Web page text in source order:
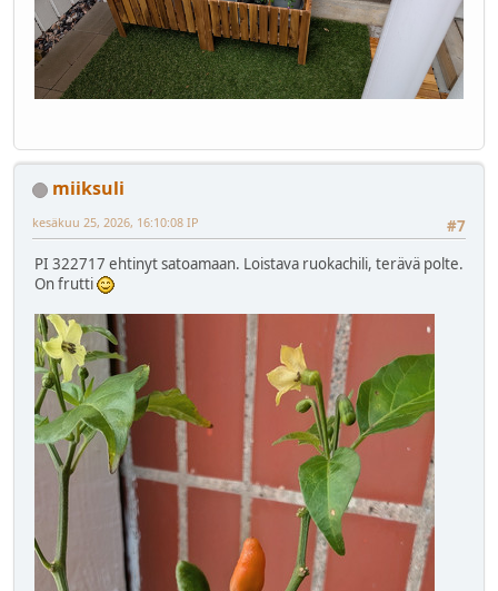
miiksuli
#7
kesäkuu 25, 2026, 16:10:08 IP
PI 322717 ehtinyt satoamaan. Loistava ruokachili, terävä polte.
On frutti